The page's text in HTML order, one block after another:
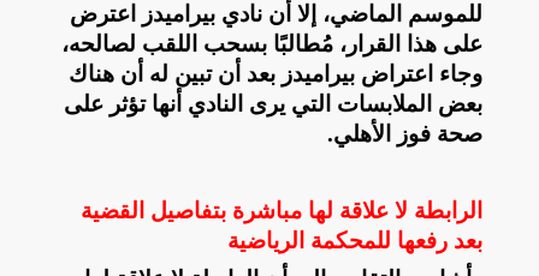
للموسم الماضي، إلا أن نادي بيراميدز اعترض
على هذا القرار، مُطالبًا بسحب اللقب لصالحه،
وجاء اعتراض بيراميدز بعد أن تبين له أن هناك
بعض الملابسات التي يرى النادي أنها تؤثر على
صحة فوز الأهلي.
الرابطة لا علاقة لها مباشرة بتفاصيل القضية
بعد رفعها للمحكمة الرياضية